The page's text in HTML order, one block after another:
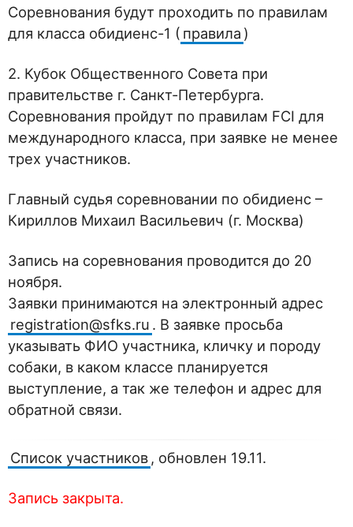
Соревнования будут проходить по правилам
для класса обидиенс-1 ( правила )
2. Кубок Общественного Совета при
правительстве г. Санкт-Петербурга.
Соревнования пройдут по правилам FCI для
международного класса, при заявке не менее
трех участников.
Главный судья соревновании по обидиенс –
Кириллов Михаил Васильевич (г. Москва)
Запись на соревнования проводится до 20
ноября.
Заявки принимаются на электронный адрес
registration@sfks.ru . В заявке просьба
указывать ФИО участника, кличку и породу
собаки, в каком классе планируется
выступление, а так же телефон и адрес для
обратной связи.
Список участников , обновлен 19.11.
Запись закрыта.